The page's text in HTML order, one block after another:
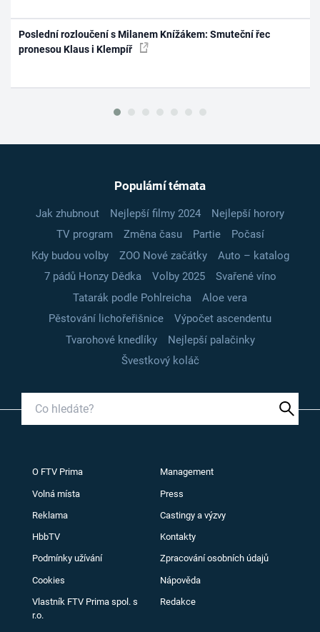
Poslední rozloučení s Milanem Knížákem: Smuteční řec
pronesou Klaus i Klempíř
Populární témata
Jak zhubnout Nejlepší filmy 2024
Nejlepší horory
TV program
Změna času Partie
Počasí
Kdy budou volby
ZOO Nové začátky
Auto – katalog
7 pádů Honzy Dědka
Volby 2025
Svařené víno
Tatarák podle Pohlreicha
Aloe vera
Pěstování lichořeřišnice
Výpočet ascendentu
Tvarohové knedlíky
Nejlepší palačinky
Švestkový koláč
O FTV Prima Management
Volná místa Press
Reklama Castingy a výzvy
HbbTV Kontakty
Podmínky užívání Zpracování osobních údajů
Cookies Nápověda
Vlastník FTV Prima spol. s
r.o.
Redakce